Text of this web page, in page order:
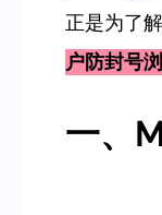
正是为了
户防封号
一、